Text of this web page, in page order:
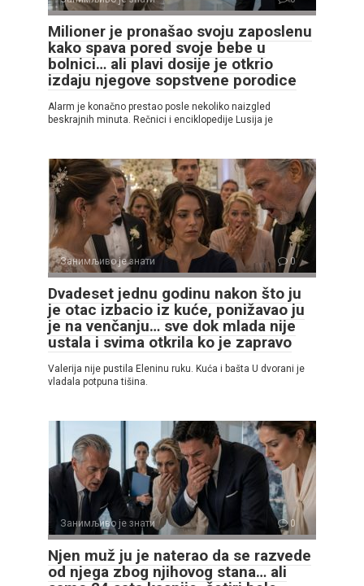
Milioner je pronašao svoju zaposlenu
kako spava pored svoje bebe u
bolnici… ali plavi dosije je otkrio
izdaju njegove sopstvene porodice
Alarm je konačno prestao posle nekoliko naizgled
beskrajnih minuta. Rečnici i enciklopedije Lusija je
Занимљиво је знати 0
Dvadeset jednu godinu nakon što ju
je otac izbacio iz kuće, ponižavao ju
je na venčanju… sve dok mlada nije
ustala i svima otkrila ko je zapravo
Valerija nije pustila Eleninu ruku. Kuća i bašta U dvorani je
vladala potpuna tišina.
Занимљиво је знати 0
Njen muž ju je naterao da se razvede
od njega zbog njihovog stana… ali